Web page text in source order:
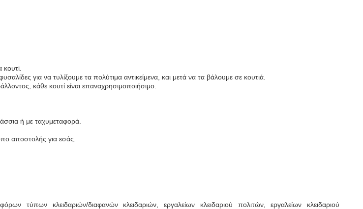
για να τυλίξουμε τα πολύτιμα αντικείμενα, και μετά να τα βάλουμε σε κουτιά.
κάθε κουτί είναι επαναχρησιμοποιήσιμο.
ή με ταχυμεταφορά.
αποστολής για εσάς.
τύπων κλειδαριών/διαφανών κλειδαριών, εργαλείων κλειδαριού πολιτών, εργαλείων κλειδαριού